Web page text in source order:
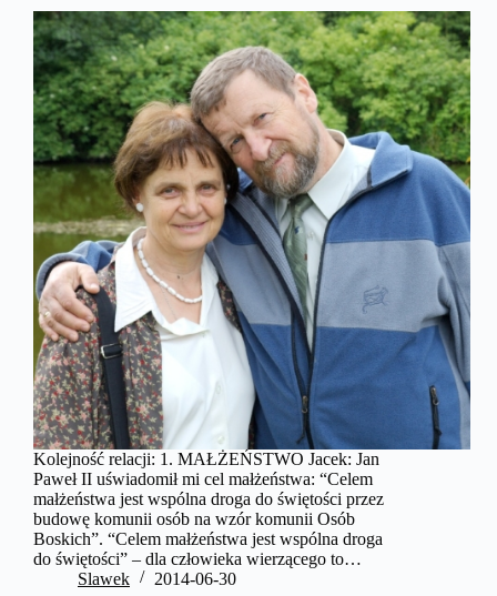
Kolejność relacji: 1. MAŁŻEŃSTWO Jacek: Jan
Paweł II uświadomił mi cel małżeństwa: “Celem
małżeństwa jest wspólna droga do świętości przez
budowę komunii osób na wzór komunii Osób
Boskich”. “Celem małżeństwa jest wspólna droga
do świętości” – dla człowieka wierzącego to…
Slawek
2014-06-30